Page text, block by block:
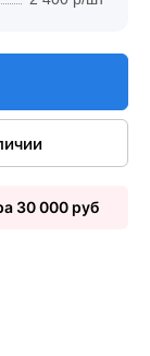
30 000 руб